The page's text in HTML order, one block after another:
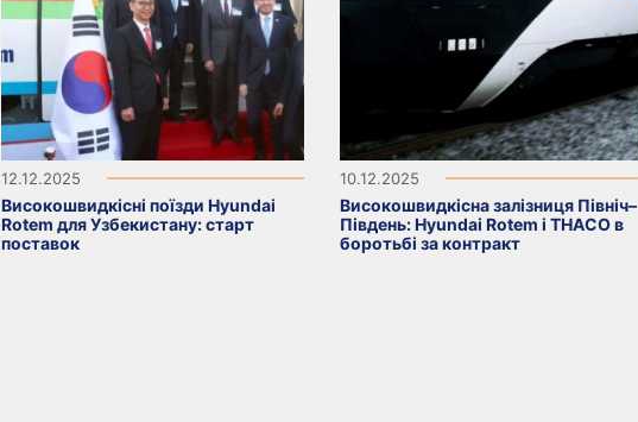
12.12.2025
Високошвидкісні поїзди Hyundai
Rotem для Узбекистану: старт
поставок
10.12.2025
Високошвидкісна залізниця Північ–
Південь: Hyundai Rotem і THACO в
боротьбі за контракт